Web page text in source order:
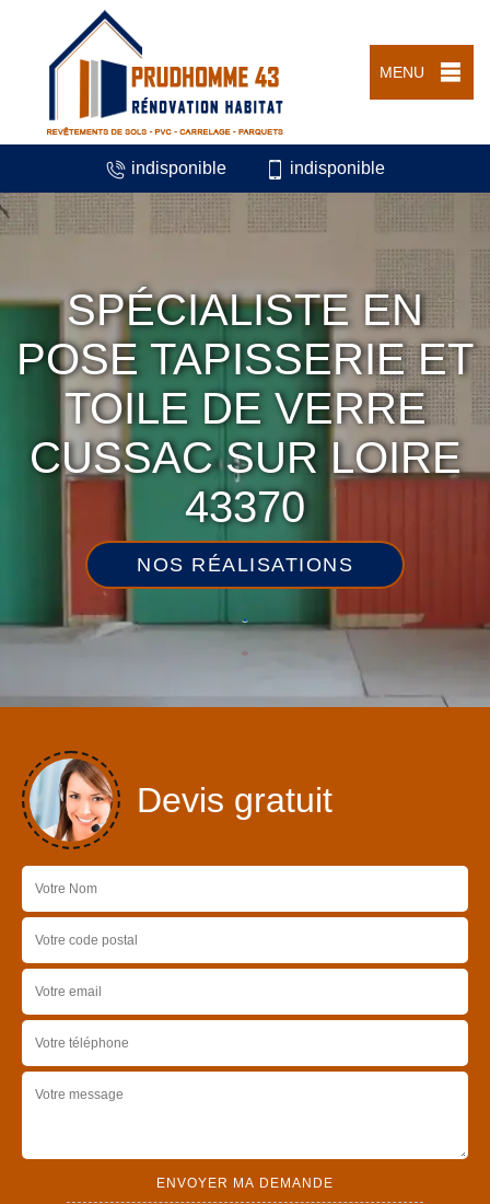
MENU
indisponible indisponible
SPÉCIALISTE EN
POSE TAPISSERIE ET
TOILE DE VERRE
CUSSAC SUR LOIRE
43370
NOS RÉALISATIONS
Devis gratuit